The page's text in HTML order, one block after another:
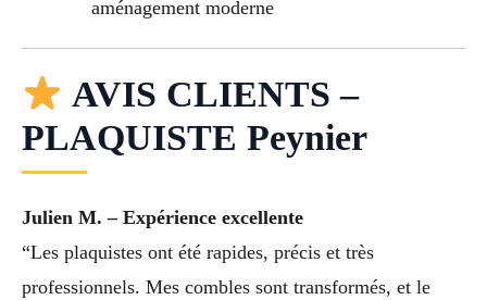
aménagement moderne
AVIS CLIENTS –
PLAQUISTE Peynier
Julien M. – Expérience excellente
“Les plaquistes ont été rapides, précis et très
professionnels. Mes combles sont transformés, et le